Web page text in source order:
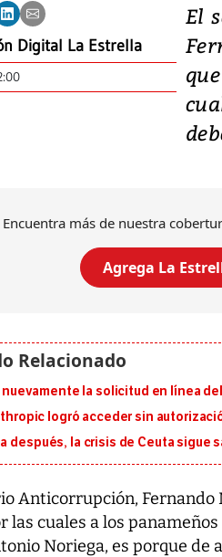
Digital La Estrella
El
Encuentra más de nuestra
Agrega La
nuevamente la solicitud en línea
logró acceder sin
después, la crisis de Ceuta sigue
Anticorrupción, Fernando
las cuales a los
Noriega, es porque de